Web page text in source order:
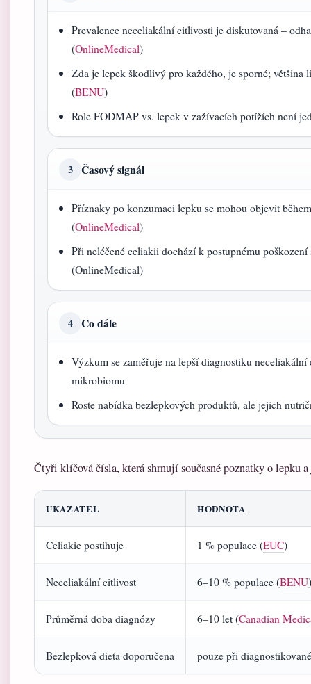
Prevalence neceliakální citlivosti je diskutovaná –
(OnlineMedical)
Zda je lepek škodlivý pro každého, je sporné; většina
(BENU)
Role FODMAP vs. lepek v zažívacích potížích není
3 Časový signál
Příznaky po konzumaci lepku se mohou objevit
(OnlineMedical)
Při neléčené celiakii dochází k postupnému
(OnlineMedical)
4 Co dále
Výzkum se zaměřuje na lepší diagnostiku
mikrobiomu
Roste nabídka bezlepkových produktů, ale jejich
Čtyři klíčová čísla, která shrnují současné poznatky o lepku
UKAZATEL HODNOTA
Celiakie postihuje 1 % populace (EUC)
Neceliakální citlivost 6–10 % populace (BENU)
Průměrná doba diagnózy 6–10 let (Canadian
Bezlepková dieta doporučena pouze při